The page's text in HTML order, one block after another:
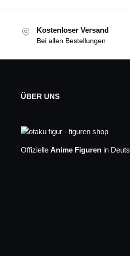
Kostenloser Versand
Bei allen Bestellungen
ÜBER UNS
Offizielle Anime Figurenin